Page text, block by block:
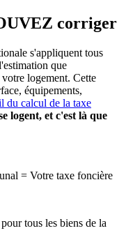
corriger
s'appliquent tous
que
logement. Cette
équipements,
du calcul de la taxe
logent, et c'est là que
= Votre taxe foncière
tous les biens de la